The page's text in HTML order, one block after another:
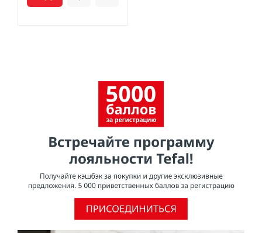
смажьте антипригарное покрытие небольшим